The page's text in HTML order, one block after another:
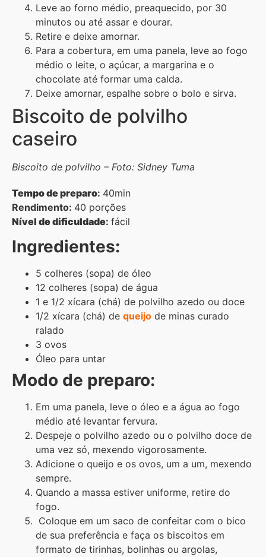
Leve ao forno médio, preaquecido, por 30
minutos ou até assar e dourar.
Retire e deixe amornar.
Para a cobertura, em uma panela, leve ao fogo
médio o leite, o açúcar, a margarina e o
chocolate até formar uma calda.
Deixe amornar, espalhe sobre o bolo e sirva.
Biscoito de polvilho
caseiro
Biscoito de polvilho – Foto: Sidney Tuma
Tempo de preparo: 40min
Rendimento: 40 porções
Nível de dificuldade: fácil
Ingredientes:
5 colheres (sopa) de óleo
12 colheres (sopa) de água
1 e 1/2 xícara (chá) de polvilho azedo ou doce
1/2 xícara (chá) de queijo de minas curado
ralado
3 ovos
Óleo para untar
Modo de preparo:
Em uma panela, leve o óleo e a água ao fogo
médio até levantar fervura.
Despeje o polvilho azedo ou o polvilho doce de
uma vez só, mexendo vigorosamente.
Adicione o queijo e os ovos, um a um, mexendo
sempre.
Quando a massa estiver uniforme, retire do
fogo.
Coloque em um saco de confeitar com o bico
de sua preferência e faça os biscoitos em
formato de tirinhas, bolinhas ou argolas,